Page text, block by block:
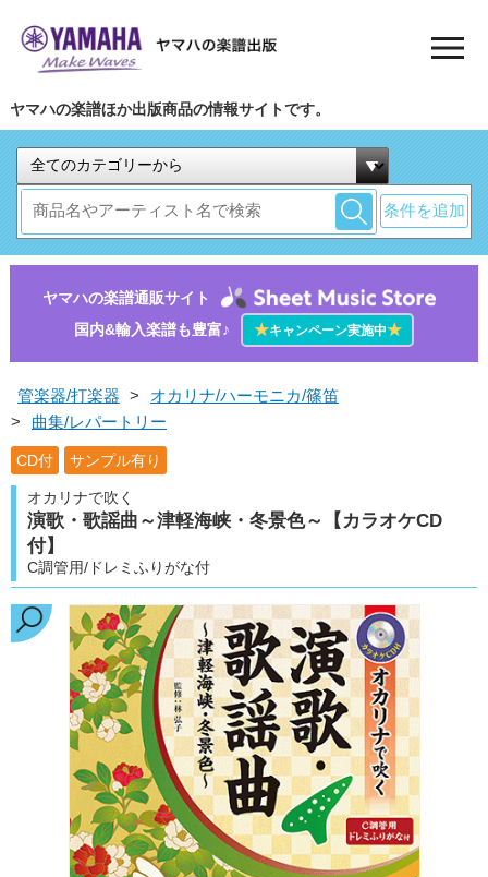
ヤマハの楽譜ほか出版商品の情報サイトです。
条件を追加
ヤマハの楽譜通販サイト
国内&輸入楽譜も豊富♪
★キャンペーン実施中★
管楽器/打楽器 >
オカリナ/ハーモニカ/篠笛
>
曲集/レパートリー
CD付 サンプル有り
オカリナで吹く
演歌・歌謡曲～津軽海峡・冬景色～【カラオケCD
付】
C調管用/ドレミふりがな付